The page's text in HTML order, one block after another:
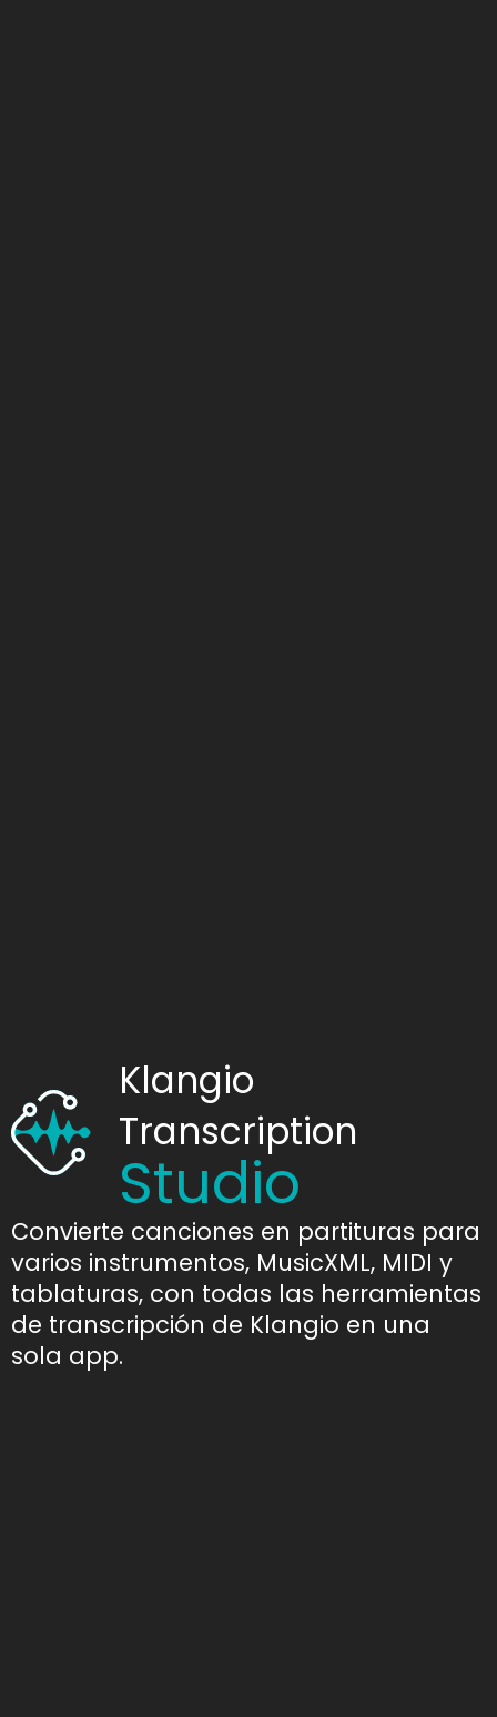
Klangio
Transcription
Studio
Convierte canciones en partituras para
varios instrumentos, MusicXML, MIDI y
tablaturas, con todas las herramientas
de transcripción de Klangio en una
sola app.